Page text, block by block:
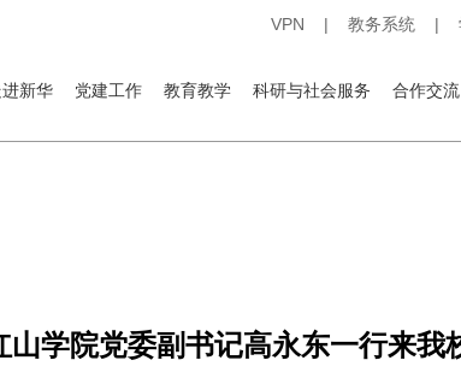
VPN | 教务系统 |
进新华 党建工作 教育教学 科研与社会服务 合作交流
山学院党委副书记高永东一行来我